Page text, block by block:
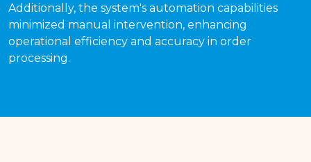
Additionally, the system's automation capabilities
minimized manual intervention, enhancing
operational efficiency and accuracy in order
processing.